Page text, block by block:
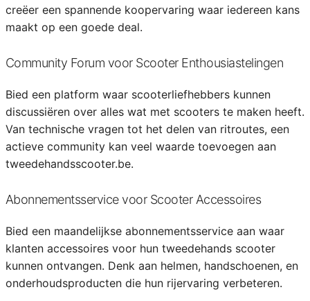
creëer een spannende koopervaring waar iedereen kans
maakt op een goede deal.
Community Forum voor Scooter Enthousiastelingen
Bied een platform waar scooterliefhebbers kunnen
discussiëren over alles wat met scooters te maken heeft.
Van technische vragen tot het delen van ritroutes, een
actieve community kan veel waarde toevoegen aan
tweedehandsscooter.be.
Abonnementsservice voor Scooter Accessoires
Bied een maandelijkse abonnementsservice aan waar
klanten accessoires voor hun tweedehands scooter
kunnen ontvangen. Denk aan helmen, handschoenen, en
onderhoudsproducten die hun rijervaring verbeteren.